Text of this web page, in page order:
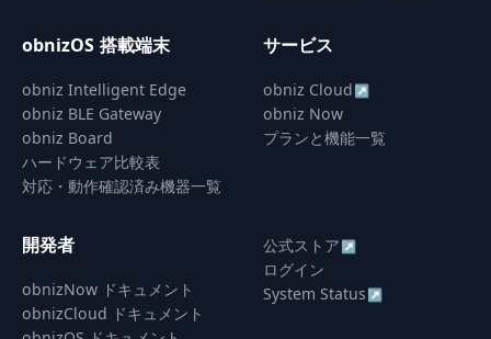
obnizOS 搭載端末
obniz Intelligent Edge
obniz BLE Gateway
obniz Board
ハードウェア比較表
対応・動作確認済み機器一覧
サービス
obniz Cloud ↗
obniz Now
プランと機能一覧
開発者
obnizNow ドキュメント
obnizCloud ドキュメント
公式ストア ↗
ログイン
System Status ↗